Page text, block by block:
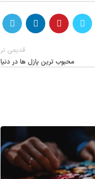
قدیمی تر
محبوب ترین پازل ها در دنیا